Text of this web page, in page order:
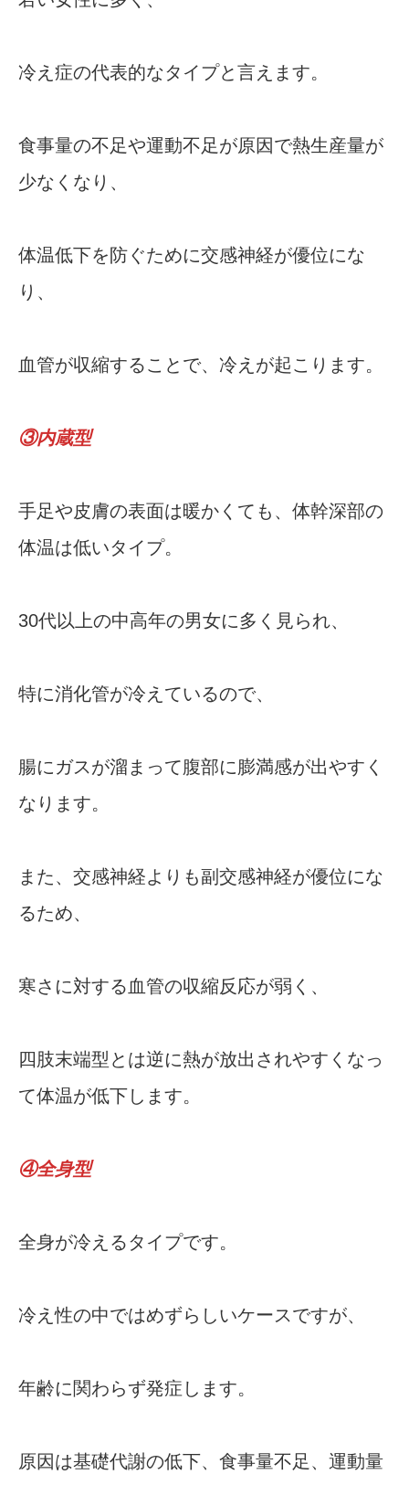
冷え症の代表的なタイプと言えます。
食事量の不足や運動不足が原因で熱生産量が
少なくなり、
体温低下を防ぐために交感神経が優位にな
り、
血管が収縮することで、冷えが起こります。
③内蔵型
手足や皮膚の表面は暖かくても、体幹深部の
体温は低いタイプ。
30代以上の中高年の男女に多く見られ、
特に消化管が冷えているので、
腸にガスが溜まって腹部に膨満感が出やすく
なります。
また、交感神経よりも副交感神経が優位にな
るため、
寒さに対する血管の収縮反応が弱く、
四肢末端型とは逆に熱が放出されやすくなっ
て体温が低下します。
④全身型
全身が冷えるタイプです。
冷え性の中ではめずらしいケースですが、
年齢に関わらず発症します。
原因は基礎代謝の低下、食事量不足、運動量